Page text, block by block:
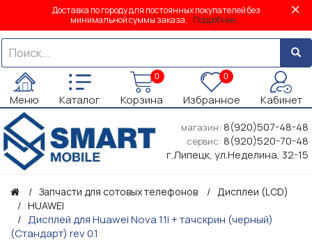
Доставка по городу для постоянных покупателей без
минимальной суммы заказа. Подробнее...
Меню Каталог
0
Корзина
0
Избранное Кабинет
магазин: 8(920)507-48-48
сервис: 8(920)520-70-48
г.Липецк, ул.Неделина, 32-15
Запчасти для сотовых телефонов
Дисплеи (LCD)
HUAWEI
Дисплей для Huawei Nova 11i + тачскрин (черный)
(Стандарт) rev 0.1